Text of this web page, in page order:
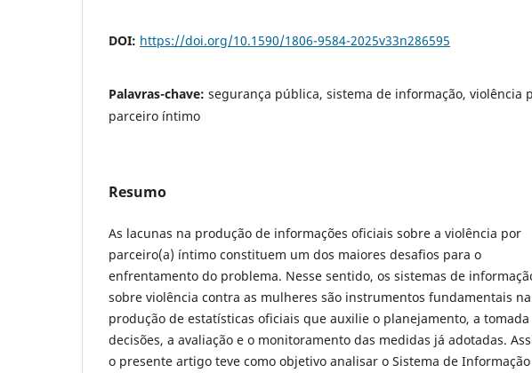
DOI: https://doi.org/10.1590/1806-9584-2025v33n286595
Palavras-chave: segurança pública, sistema de informação, violência
parceiro íntimo
Resumo
As lacunas na produção de informações oficiais sobre a violência por
parceiro(a) íntimo constituem um dos maiores desafios para o
enfrentamento do problema. Nesse sentido, os sistemas de
sobre violência contra as mulheres são instrumentos fundamentais na
produção de estatísticas oficiais que auxilie o planejamento, a
decisões, a avaliação e o monitoramento das medidas já adotadas.
o presente artigo teve como objetivo analisar o Sistema de